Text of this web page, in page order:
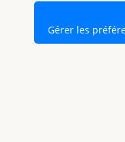
Gérer les